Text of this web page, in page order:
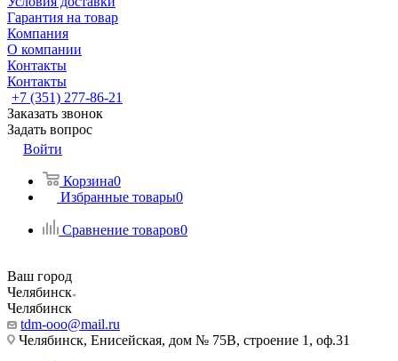
Гарантия на товар
Компания
О компании
Контакты
Контакты
+7 (351) 277-86-21
Заказать звонок
Задать вопрос
Войти
Корзина0
Избранные товары0
Сравнение товаров0
Ваш город
Челябинск
Челябинск
tdm-ooo@mail.ru
Челябинск, Енисейская, дом № 75В, строение 1, оф.31